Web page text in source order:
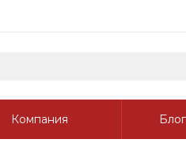
Компания Блог